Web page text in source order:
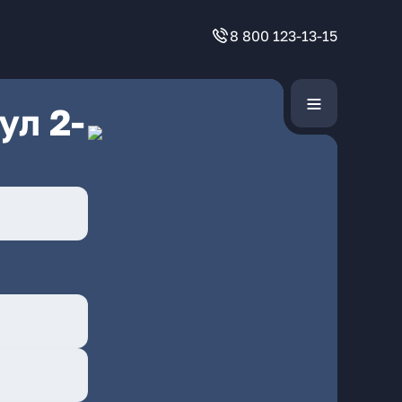
8 800 123-13-15
2-